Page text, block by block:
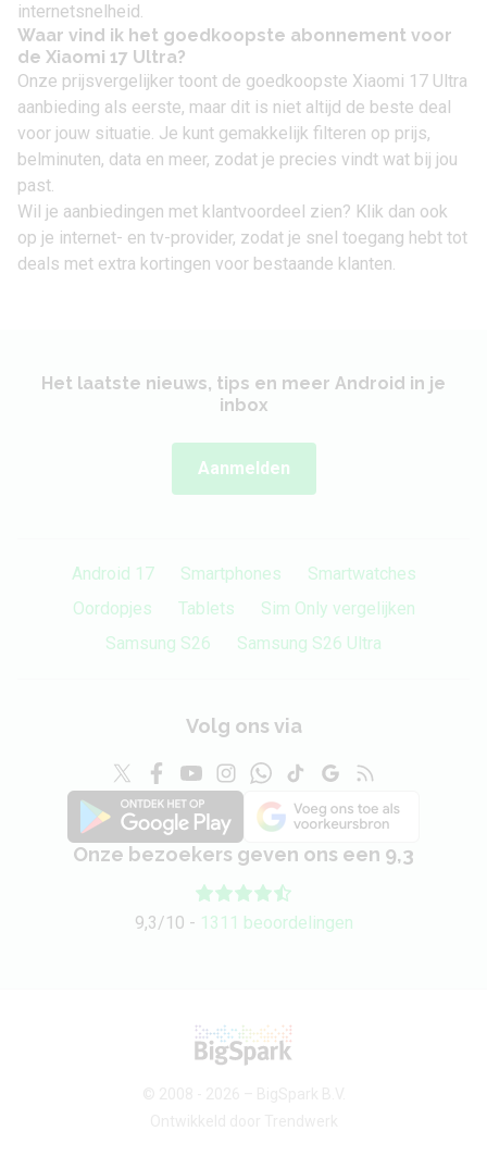
internetsnelheid.
Waar vind ik het goedkoopste abonnement voor
de Xiaomi 17 Ultra?
Onze prijsvergelijker toont de goedkoopste Xiaomi 17 Ultra
aanbieding als eerste, maar dit is niet altijd de beste deal
voor jouw situatie. Je kunt gemakkelijk filteren op prijs,
belminuten, data en meer, zodat je precies vindt wat bij jou
past.
Wil je aanbiedingen met klantvoordeel zien? Klik dan ook
op je internet- en tv-provider, zodat je snel toegang hebt tot
deals met extra kortingen voor bestaande klanten.
Het laatste nieuws, tips en meer Android in je
inbox
Aanmelden
Android 17 Smartphones
Smartwatches
Oordopjes
Tablets
Sim Only vergelijken
Samsung S26
Samsung S26 Ultra
Volg ons via
Onze bezoekers geven ons een 9,3
9,3/10 - 1311 beoordelingen